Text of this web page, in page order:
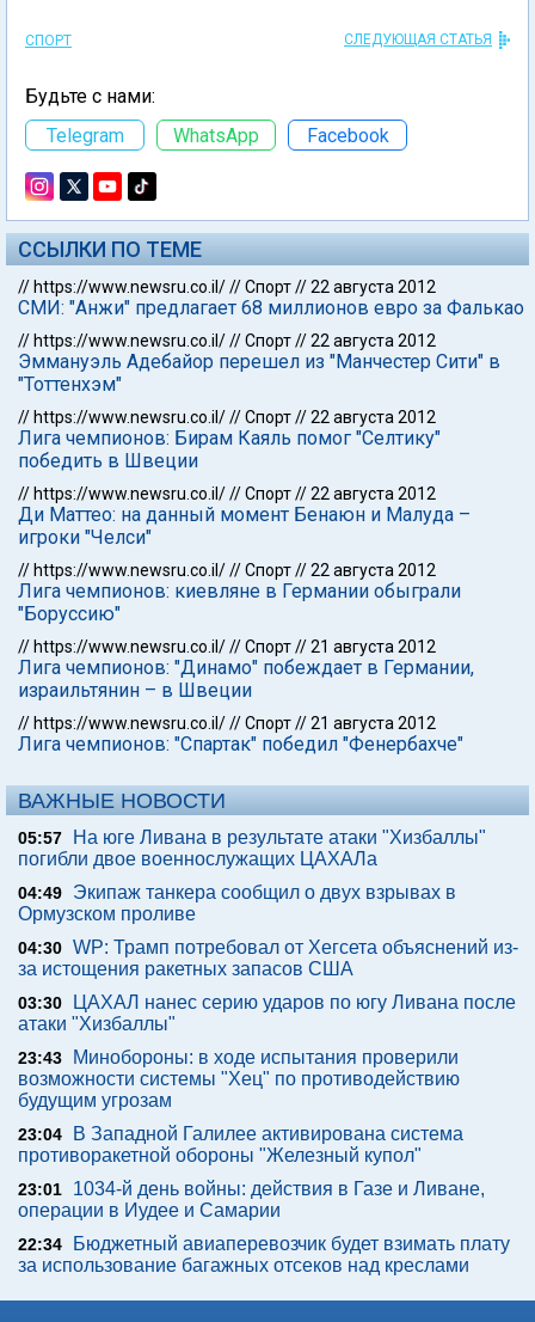
СПОРТ СЛЕДУЮЩАЯ СТАТЬЯ
Будьте с нами:
Telegram
WhatsApp Facebook
ССЫЛКИ ПО ТЕМЕ
// https://www.newsru.co.il///Спорт//22 августа 2012
СМИ: "Анжи" предлагает 68 миллионов евро за Фалькао
// https://www.newsru.co.il///Спорт//22 августа 2012
Эммануэль Адебайор перешел из "Манчестер Сити" в
"Тоттенхэм"
// https://www.newsru.co.il///Спорт//22 августа 2012
Лига чемпионов: Бирам Каяль помог "Селтику"
победить в Швеции
// https://www.newsru.co.il///Спорт//22 августа 2012
Ди Маттео: на данный момент Бенаюн и Малуда –
игроки "Челси"
// https://www.newsru.co.il///Спорт//22 августа 2012
Лига чемпионов: киевляне в Германии обыграли
"Боруссию"
// https://www.newsru.co.il///Спорт//21 августа 2012
Лига чемпионов: "Динамо" побеждает в Германии,
израильтянин – в Швеции
// https://www.newsru.co.il///Спорт//21 августа 2012
Лига чемпионов: "Спартак" победил "Фенербахче"
ВАЖНЫЕ НОВОСТИ
05:57
На юге Ливана в результате атаки "Хизбаллы"
погибли двое военнослужащих ЦАХАЛа
04:49
Экипаж танкера сообщил о двух взрывах в
Ормузском проливе
04:30 WP: Трамп потребовал от Хегсета объяснений из-
за истощения ракетных запасов США
03:30
ЦАХАЛ нанес серию ударов по югу Ливана после
атаки "Хизбаллы"
23:43
Минобороны: в ходе испытания проверили
возможности системы "Хец" по противодействию
будущим угрозам
23:04
В Западной Галилее активирована система
противоракетной обороны "Железный купол"
23:01
1034-й день войны: действия в Газе и Ливане,
операции в Иудее и Самарии
22:34
Бюджетный авиаперевозчик будет взимать плату
за использование багажных отсеков над креслами